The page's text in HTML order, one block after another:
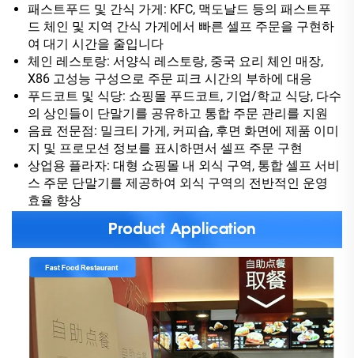
패스트푸드 및 간식 가게: KFC, 맥도날드 등의 패스트푸
드 체인 및 지역 간식 가게에서 빠른 셀프 주문을 구현하
여 대기 시간을 줄입니다
체인 레스토랑: 서양식 레스토랑, 중국 요리 체인 매장,
X86 고성능 구성으로 주문 피크 시간의 부하에 대응
푸드코트 및 식당: 쇼핑몰 푸드코트, 기업/학교 식당, 다수
의 상인들이 단말기를 공유하고 통합 주문 관리를 지원
음료 전문점: 밀크티 가게, 커피숍, 후면 화면에 제품 이미
지 및 프로모션 정보를 표시하면서 셀프 주문 구현
상업용 플라자: 대형 쇼핑몰 내 외식 구역, 통합 셀프 서비
스 주문 단말기를 제공하여 외식 구역의 전반적인 운영
효율 향상